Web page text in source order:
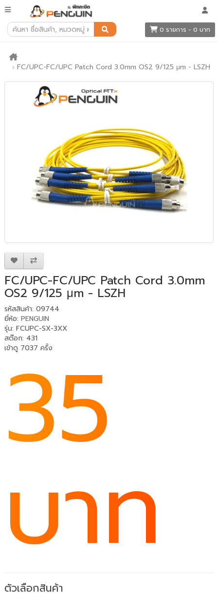
0 รายการ - 0 บาท
FC/UPC-FC/UPC Patch Cord 3.0mm OS2 9/125 μm - LSZH
FC/UPC-FC/UPC Patch Cord 3.0mm
OS2 9/125 μm - LSZH
รหัสสินค้า: 09744
ยี่ห้อ: PENGUIN
รุ่น: FCUPC-SX-3XX
สต๊อก: 431
เข้าดู 7037 ครั้ง
35
บาท
ตัวเลือกสินค้า